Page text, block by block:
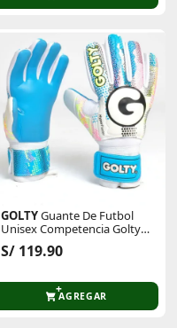
GOLTYGuante De Futbol
Unisex Competencia Golty
Hyperfaster
S/ 119.90
AGREGAR